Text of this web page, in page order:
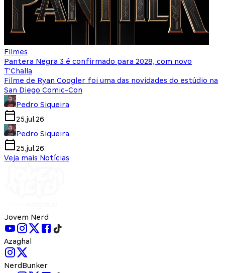
Filmes
Pantera Negra 3 é confirmado para 2028, com novo
T'Challa
Filme de Ryan Coogler foi uma das novidades do estúdio na
San Diego Comic-Con
Pedro Siqueira
25.jul.26
Pedro Siqueira
25.jul.26
Veja mais Notícias
Jovem Nerd
Azaghal
NerdBunker